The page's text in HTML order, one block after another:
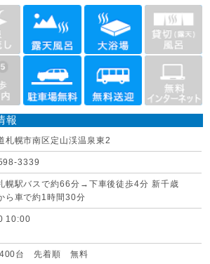
報
札幌市南区定山渓温泉東2
3339
幌駅バスで約66分→下車後徒歩4分 新千歳
ら車で約1時間30分
10:00
400台 先着順 無料